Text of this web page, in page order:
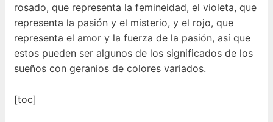
rosado, que representa la femineidad, el violeta, que
representa la pasión y el misterio, y el rojo, que
representa el amor y la fuerza de la pasión, así que
estos pueden ser algunos de los significados de los
sueños con geranios de colores variados.
[toc]